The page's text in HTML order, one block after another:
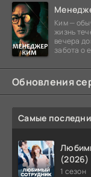
Ким —
жизнь
вечера
забота о
Обновления
Самые
(2026)
1 сезон